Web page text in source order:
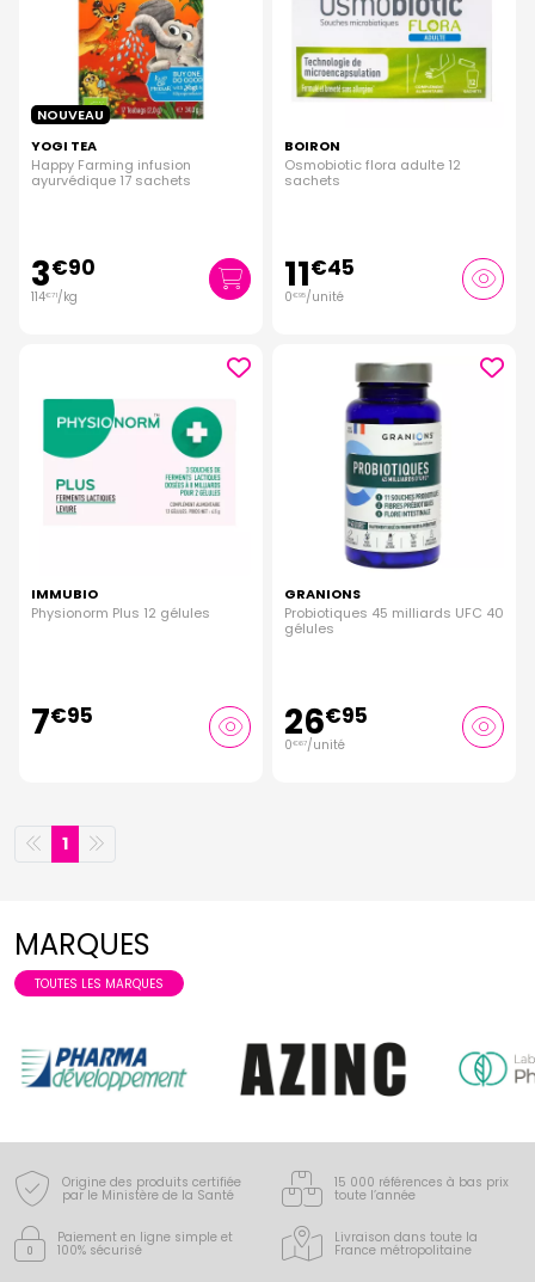
NOUVEAU
YOGI TEA
Happy Farming infusion
ayurvédique 17 sachets
3€90
114€71/kg
BOIRON
Osmobiotic flora adulte 12
sachets
11€45
0€95/unité
IMMUBIO
Physionorm Plus 12 gélules
7€95
GRANIONS
Probiotiques 45 milliards UFC 40
gélules
26€95
0€67/unité
1
MARQUES
TOUTES LES MARQUES
Origine des produits certifiée
par le Ministère de la Santé
15 000 références à bas prix
toute l’année
Paiement en ligne simple et
100% sécurisé
Livraison dans toute la
France métropolitaine